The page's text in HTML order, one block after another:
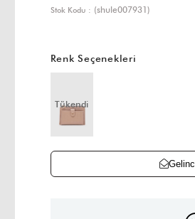
Stok Kodu (shule007931)
Renk Seçenekleri
Tükendi